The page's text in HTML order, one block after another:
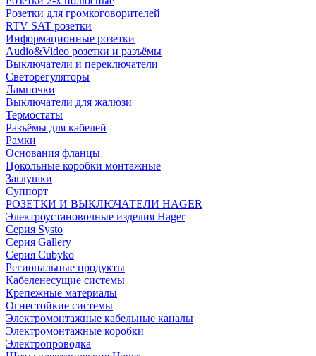
Розетки для громкоговорителей
RTV SAT розетки
Информационные розетки
Audio&Video розетки и разъёмы
Выключатели и переключатели
Светорегуляторы
Лампочки
Выключатели для жалюзи
Термостаты
Разъёмы для кабелей
Рамки
Основания фланцы
Цокольные коробки монтажные
Заглушки
Суппорт
РОЗЕТКИ И ВЫКЛЮЧАТЕЛИ HAGER
Электроустановочные изделия Hager
Серия Systo
Серия Gallery
Серия Cubyko
Региональные продукты
Кабеленесущие системы
Крепежные материалы
Огнестойкие системы
Электромонтажные кабельные каналы
Электромонтажные коробки
Электропроводка